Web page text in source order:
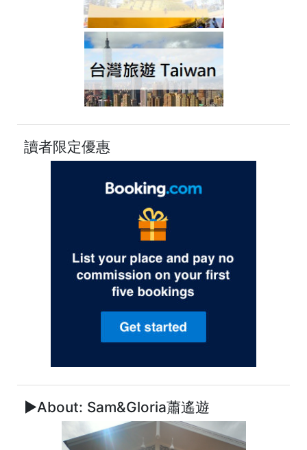
讀者限定優惠
►About: Sam&Gloria蕭遙遊